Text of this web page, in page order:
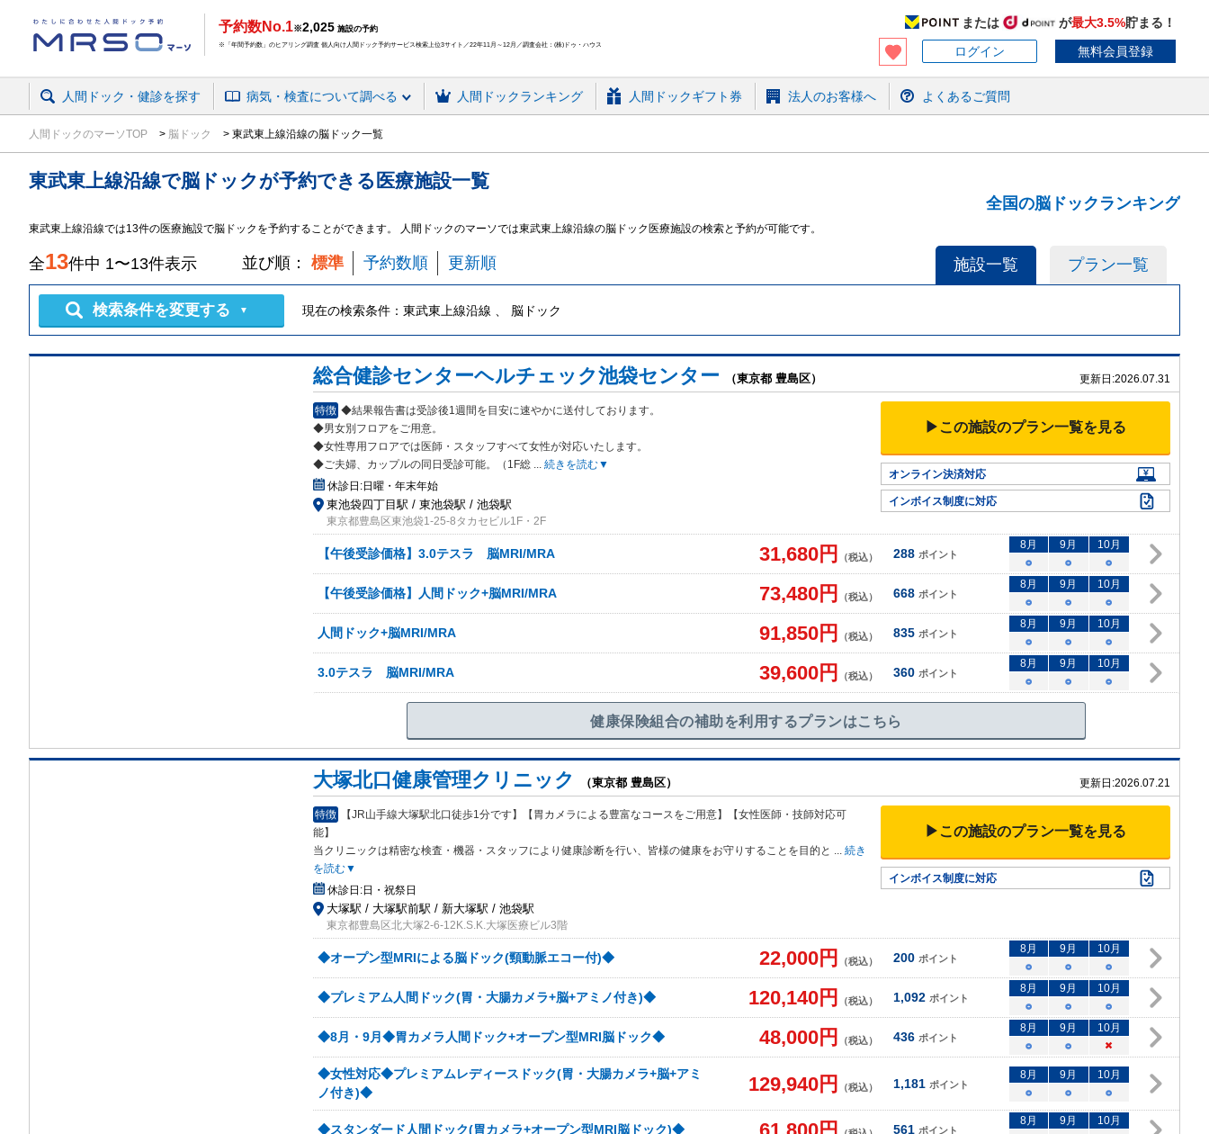
予約数No.1※2,025 施設の予約
※「年間予約数」のヒアリング調査 個人向け人間ドック予約サービス検索上位3サイト／22年11月～12月／調査会社：(株)ドゥ・ハウス
または が最大3.5%貯まる！
ログイン
無料会員登録
人間ドック・健診を探す 病気・検査について調べる 人間ドックランキング 人間ドックギフト券 法人のお客様へ よくあるご質問
人間ドックのマーソTOP 脳ドック 東武東上線沿線の脳ドック一覧
東武東上線沿線で脳ドックが予約できる 医療施設一覧
全国の脳ドックランキング
東武東上線沿線では13件の医療施設で脳ドックを予約することができます。 人間ドックのマーソでは東武東上線沿線の脳ドック医療施設の検索と予約が可能です。
施設一覧 プラン一覧
全13件中 1〜13件表示 並び順： 標準 予約数順 更新順
検索条件を変更する ▼ 現在の検索条件： 東武東上線沿線 、 脳ドック
総合健診センターヘルチェック池袋センター （東京都 豊島区） 更新日:2026.07.31
特徴 ◆結果報告書は受診後1週間を目安に速やかに送付しております。
◆男女別フロアをご用意。
◆女性専用フロアでは医師・スタッフすべて女性が対応いたします。
◆ご夫婦、カップルの同日受診可能。（1F総 ... 続きを読む▼
休診日:日曜・年末年始
東池袋四丁目駅 / 東池袋駅 / 池袋駅
東京都豊島区東池袋1-25-8タカセビル1F・2F
▶この施設のプラン一覧を見る
オンライン決済対応
インボイス制度に対応
【午後受診価格】3.0テスラ 脳MRI/MRA 31,680円 （税込） 288 ポイント
8月 9月 10月
○
○ ○
【午後受診価格】人間ドック+脳MRI/MRA 73,480円 （税込） 668 ポイント
8月 9月 10月
○
○ ○
人間ドック+脳MRI/MRA 91,850円 （税込） 835 ポイント
8月 9月 10月
○
○ ○
3.0テスラ 脳MRI/MRA 39,600円 （税込） 360 ポイント
8月 9月 10月
○
○ ○
健康保険組合の補助を利用するプランはこちら
大塚北口健康管理クリニック （東京都 豊島区） 更新日:2026.07.21
特徴
【JR山手線大塚駅北口徒歩1分です】【胃カメラによる豊富なコースをご用意】【女性医師・技師対応可
能】
当クリニックは精密な検査・機器・スタッフにより健康診断を行い、皆様の健康をお守りすることを目的と ... 続き
を読む▼
休診日:日・祝祭日
大塚駅 / 大塚駅前駅 / 新大塚駅 / 池袋駅
東京都豊島区北大塚2-6-12K.S.K.大塚医療ビル3階
▶この施設のプラン一覧を見る
インボイス制度に対応
◆オープン型MRIによる脳ドック(頸動脈エコー付)◆ 22,000円 （税込） 200 ポイント
8月 9月 10月
○
○ ○
◆プレミアム人間ドック(胃・大腸カメラ+脳+アミノ付き)◆ 120,140円 （税込） 1,092 ポイント
8月 9月 10月
○
○ ○
◆8月・9月◆胃カメラ人間ドック+オープン型MRI脳ドック◆ 48,000円 （税込） 436 ポイント
8月 9月 10月
○
○ ×
◆女性対応◆プレミアムレディースドック(胃・大腸カメラ+脳+アミ
ノ付き)◆
129,940円 （税込） 1,181 ポイント
8月 9月 10月
○
○ ○
◆スタンダード人間ドック(胃カメラ+オープン型MRI脳ドック)◆ 561 ポイント
8月 9月 10月